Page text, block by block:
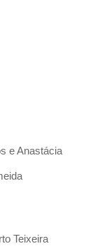
e Anastácia
Teixeira